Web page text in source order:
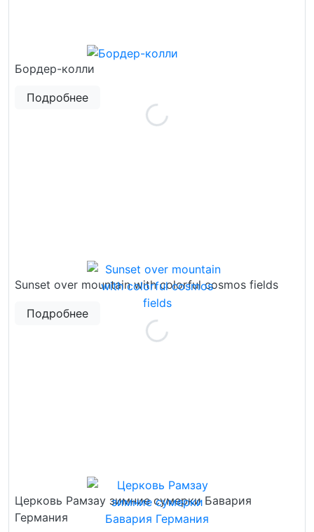
Бордер-колли
Подробнее
Sunset over mountain with colorful cosmos fields
Подробнее
Церковь Рамзау зимние сумерки Бавария
Германия